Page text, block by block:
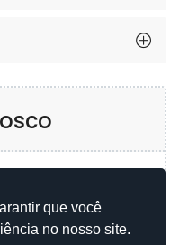
que você
no nosso site.